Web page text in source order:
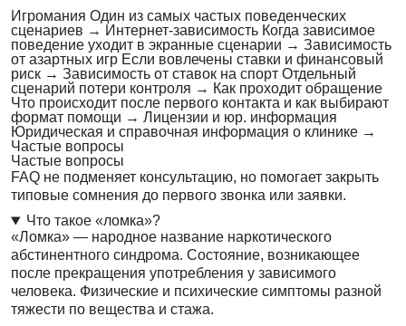
Игромания Один из самых частых поведенческих
сценариев → Интернет-зависимость Когда зависимое
поведение уходит в экранные сценарии → Зависимость
от азартных игр Если вовлечены ставки и финансовый
риск → Зависимость от ставок на спорт Отдельный
сценарий потери контроля → Как проходит обращение
Что происходит после первого контакта и как выбирают
формат помощи → Лицензии и юр. информация
Юридическая и справочная информация о клинике →
Частые вопросы
Частые вопросы
FAQ не подменяет консультацию, но помогает закрыть
типовые сомнения до первого звонка или заявки.
Что такое «ломка»?
«Ломка» — народное название наркотического
абстинентного синдрома. Состояние, возникающее
после прекращения употребления у зависимого
человека. Физические и психические симптомы разной
тяжести по вещества и стажа.